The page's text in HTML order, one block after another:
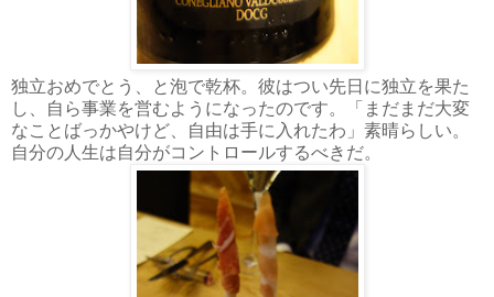
独立おめでとう、と泡で乾杯。彼はつい先日に独立を果た
し、自ら事業を営むようになったのです。「まだまだ大変
なことばっかやけど、自由は手に入れたわ」素晴らしい。
自分の人生は自分がコントロールするべきだ。